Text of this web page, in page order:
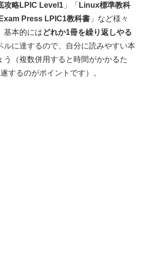
攻略LPIC Level1 」「 Linux標準教科
Exam Press LPIC1教科書 」など様々
基本的にはどれか1冊を繰り返しやる
ルに達するので、自分に読みやすい本
う（複数併用すると時間がかかるた
するのがポイントです）。